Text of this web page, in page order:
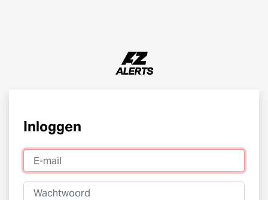
Inloggen
E-mail
Wachtwoord